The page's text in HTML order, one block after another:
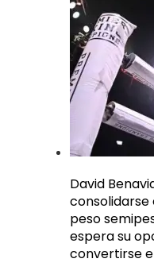
David
consolidarse
peso
espera su
convertirse